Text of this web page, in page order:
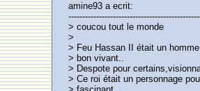
amine93 a ecrit:
> coucou tout le monde
>
> Feu Hassan II était un
> bon vivant..
> Despote pour
> Ce roi était un personnage